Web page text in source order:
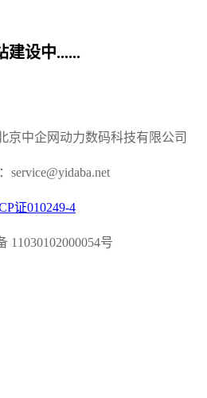
建设中......
京中企网动力数码科技有限公司
service@yidaba.net
证010249-4
11030102000054号